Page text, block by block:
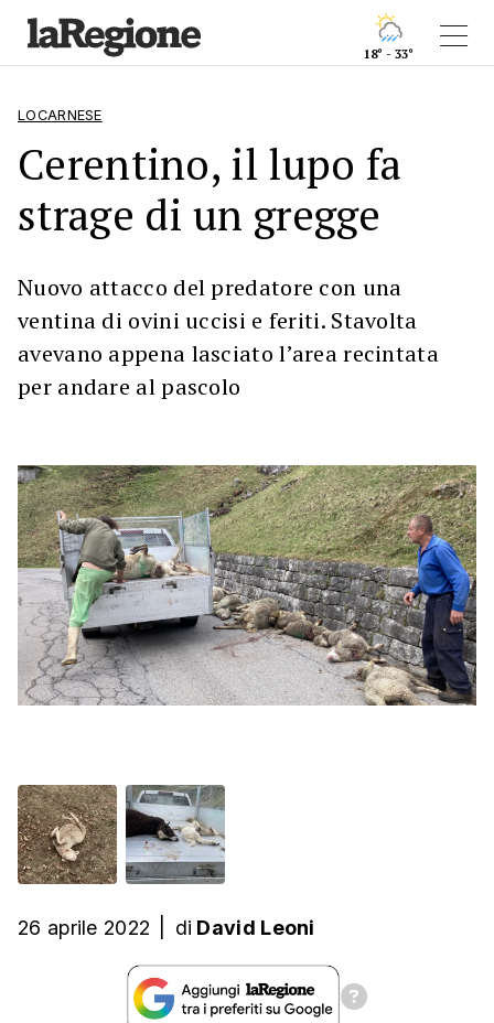
18° - 33°
LOCARNESE
Cerentino, il lupo fa
strage di un gregge
Nuovo attacco del predatore con una
ventina di ovini uccisi e feriti. Stavolta
avevano appena lasciato l’area recintata
per andare al pascolo
26 aprile 2022 di David Leoni